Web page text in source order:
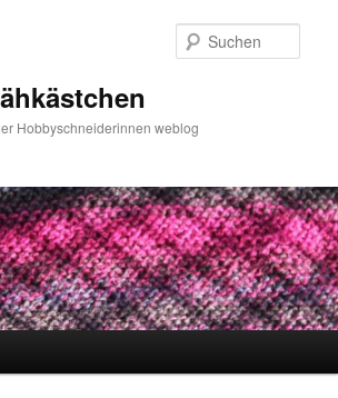
Hobbyschneiderinnen weblog